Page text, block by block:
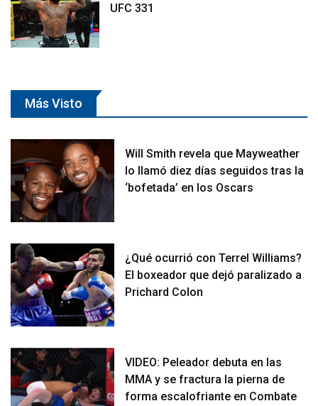
UFC 331
Más Visto
Will Smith revela que Mayweather
lo llamó diez días seguidos tras la
‘bofetada’ en los Oscars
¿Qué ocurrió con Terrel Williams?
El boxeador que dejó paralizado a
Prichard Colon
VIDEO: Peleador debuta en las
MMA y se fractura la pierna de
forma escalofriante en Combate